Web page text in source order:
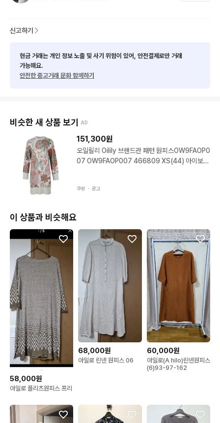
자연스러운감 있으나 전체적으로 컨드션 좋습니다
* 컨디션 : A
♡ 상품 컨디션 기준 입니다.
N : 미사용제품/ 구매당시와 동일한 컨디션
A : 사용시 손이 닿는 부분에(핸들,모서리,버클 등) 단순사용감만
있는 제품
B : 눈으로 확인되는 사용감, 세탁으로 인한 변형, 스크래치, 오염
이 있는 제품
* 정품만 판매 합니다.
* 제가 확인 하지 못한 오염이나 하자 있을수 있습니다.
* 중고 특성상 . 교환 . 환불 . 어렵습니다. 예민한 분은 신중한 구매
부탁드립니다.
신고하기
현금 거래는 개인 정보 노출 및 사기 위험이 있어, 안전결제로만 거래
가능해요.
안전한 중고거래 문화 함께하기
비슷한 새 상품 보기 AD
151,300원
오일릴리 Oilily 브랜드관 패턴 원피스OW9FAOP0
07 OW9FAOP007 466809 XS(44) 아이보리
쿠팡 ・ 광고
이 상품과 비슷해요
58,000원
아일로 플리츠원피스 프리
68,000원
아일로 린넨 원피스 06
60,000원
아일로(A hilo)린넨원피스
(6)93-97-162